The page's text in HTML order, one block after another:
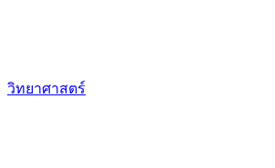
วิทยาศาสตร์